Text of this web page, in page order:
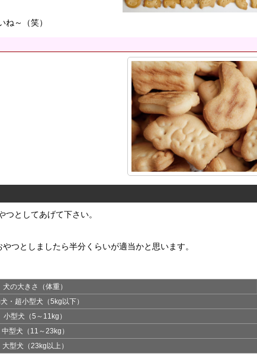
～（笑）
としてあげて下さい。
つとしましたら半分くらいが適当かと思います。
犬の大きさ（体重）
・超小型犬（5kg以下）
小型犬（5～11kg）
中型犬（11～23kg）
大型犬（23kg以上）